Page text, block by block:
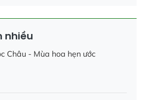
nhiều
Châu - Mùa hoa hẹn ước